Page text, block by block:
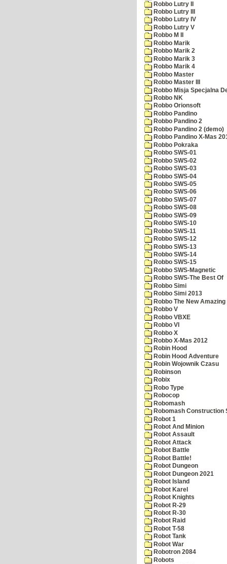
Robbo Lutry II
Robbo Lutry III
Robbo Lutry IV
Robbo Lutry V
Robbo M II
Robbo Marik
Robbo Marik 2
Robbo Marik 3
Robbo Marik 4
Robbo Master
Robbo Master III
Robbo Misja Specjalna
Robbo NK
Robbo Orionsoft
Robbo Pandino
Robbo Pandino 2
Robbo Pandino 2 (demo)
Robbo Pandino X-Mas
Robbo Pokraka
Robbo SWS-01
Robbo SWS-02
Robbo SWS-03
Robbo SWS-04
Robbo SWS-05
Robbo SWS-06
Robbo SWS-07
Robbo SWS-08
Robbo SWS-09
Robbo SWS-10
Robbo SWS-11
Robbo SWS-12
Robbo SWS-13
Robbo SWS-14
Robbo SWS-15
Robbo SWS-Magnetic
Robbo SWS-The Best Of
Robbo Simi
Robbo Simi 2013
Robbo The New
Robbo V
Robbo VBXE
Robbo VI
Robbo X
Robbo X-Mas 2012
Robin Hood
Robin Hood Adventure
Robin Wojownik Czasu
Robinson
Robix
Robo Type
Robocop
Robomash
Robomash Construction
Robot 1
Robot And Minion
Robot Assault
Robot Attack
Robot Battle
Robot Battle!
Robot Dungeon
Robot Dungeon 2021
Robot Island
Robot Karel
Robot Knights
Robot R-29
Robot R-30
Robot Raid
Robot T-58
Robot Tank
Robot War
Robotron 2084
Robots